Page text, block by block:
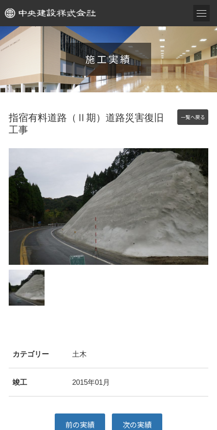
施工実績
指宿有料道路（Ⅱ期）道路災害復旧
工事
一覧へ戻る
カテゴリー 土木
竣工 2015年01月
前の実績 次の実績